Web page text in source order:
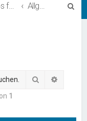
Infos für Betreiber Allgemeine Fragen
Suche
1